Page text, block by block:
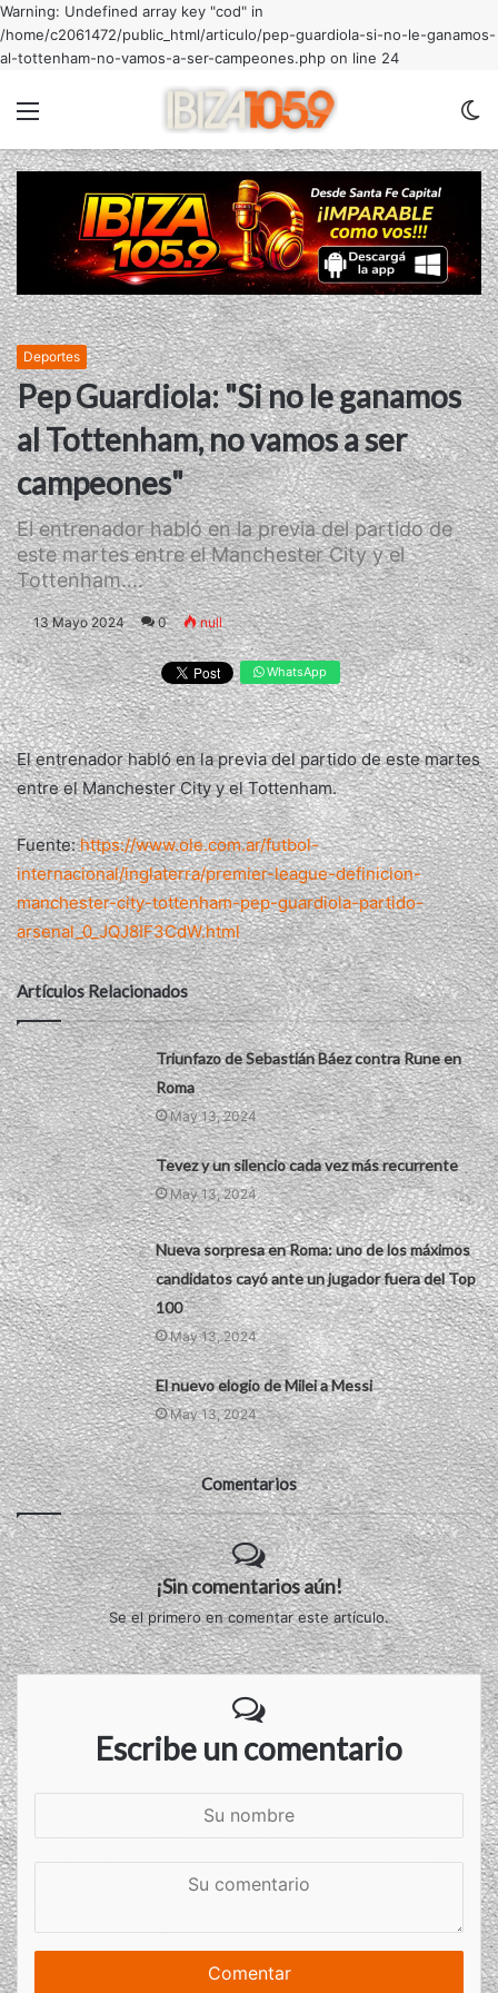
Warning: Undefined array key "cod" in
/home/c2061472/public_html/articulo/pep-guardiola-si-no-le-ganamos-
al-tottenham-no-vamos-a-ser-campeones.php on line 24
Deportes
Pep Guardiola: "Si no le ganamos
al Tottenham, no vamos a ser
campeones"
El entrenador habló en la previa del partido de
este martes entre el Manchester City y el
Tottenham....
13 Mayo 2024 0 null
WhatsApp
El entrenador habló en la previa del partido de este martes
entre el Manchester City y el Tottenham.
Fuente:https://www.ole.com.ar/futbol-
internacional/inglaterra/premier-league-definicion-
manchester-city-tottenham-pep-guardiola-partido-
arsenal_0_JQJ8IF3CdW.html
Artículos Relacionados
Triunfazo de Sebastián Báez contra Rune en
Roma
May 13, 2024
Tevez y un silencio cada vez más recurrente
May 13, 2024
Nueva sorpresa en Roma: uno de los máximos
candidatos cayó ante un jugador fuera del Top
100
May 13, 2024
El nuevo elogio de Milei a Messi
May 13, 2024
Comentarios
¡Sin comentarios aún!
Se el primero en comentar este artículo.
Escribe un comentario